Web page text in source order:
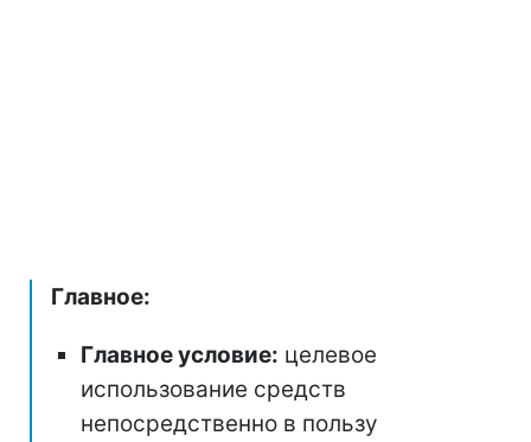
Главное:
Главное условие: целевое
использование средств
непосредственно в пользу